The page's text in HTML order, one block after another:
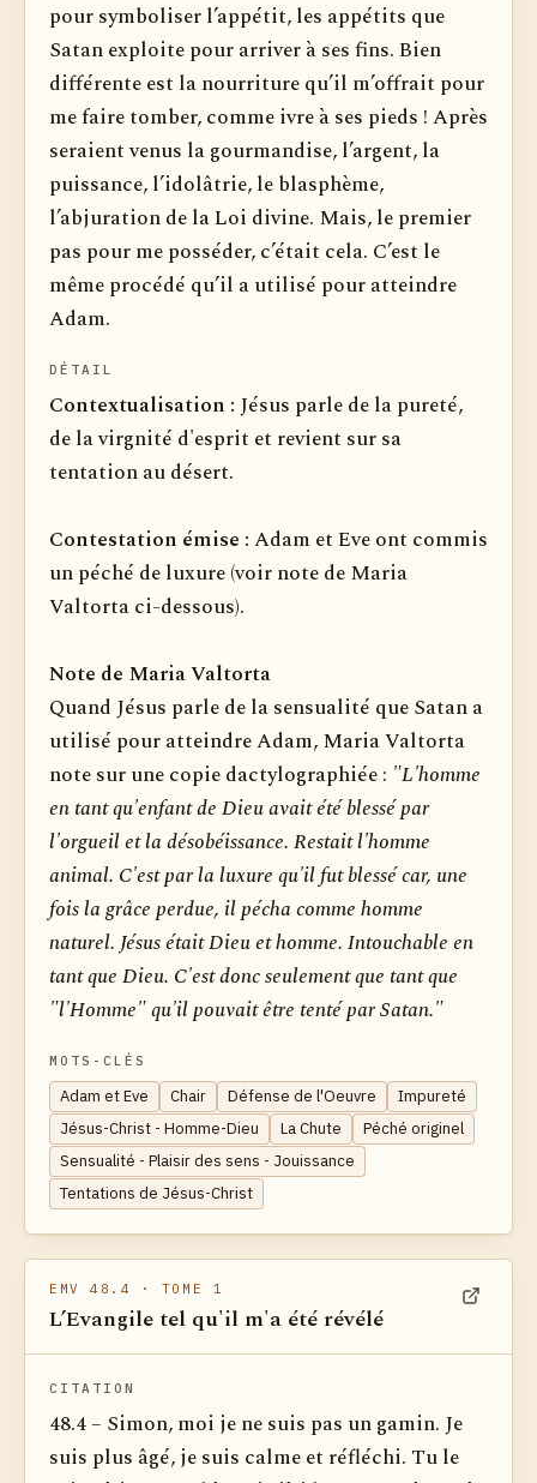
pour symboliser l’appétit, les appétits que
Satan exploite pour arriver à ses fins. Bien
différente est la nourriture qu’il m’offrait pour
me faire tomber, comme ivre à ses pieds ! Après
seraient venus la gourmandise, l’argent, la
puissance, l’idolâtrie, le blasphème,
l’abjuration de la Loi divine. Mais, le premier
pas pour me posséder, c’était cela. C’est le
même procédé qu’il a utilisé pour atteindre
Adam.
DÉTAIL
Contextualisation : Jésus parle de la pureté,
de la virgnité d'esprit et revient sur sa
tentation au désert.
Contestation émise :Adam et Eve ont commis
un péché de luxure (voir note de Maria
Valtorta ci-dessous).
Note de Maria Valtorta
Quand Jésus parle de la sensualité que Satan a
utilisé pour atteindre Adam, Maria Valtorta
note sur une copie dactylographiée : "L'homme
en tant qu'enfant de Dieu avait été blessé par
l'orgueil et la désobéissance. Restait l'homme
animal. C'est par la luxure qu'il fut blessé car, une
fois la grâce perdue, il pécha comme homme
naturel. Jésus était Dieu et homme. Intouchable en
tant que Dieu. C'est donc seulement que tant que
"l'Homme" qu'il pouvait être tenté par Satan."
MOTS-CLÉS
Adam et Eve Chair Défense de l'Oeuvre
Impureté
Jésus-Christ - Homme-Dieu
La Chute
Péché originel
Sensualité - Plaisir des sens - Jouissance
Tentations de Jésus-Christ
EMV 48.4 · TOME 1
L’Evangile tel qu'il m'a été révélé
CITATION
48.4 – Simon, moi je ne suis pas un gamin. Je
suis plus âgé, je suis calme et réfléchi. Tu le